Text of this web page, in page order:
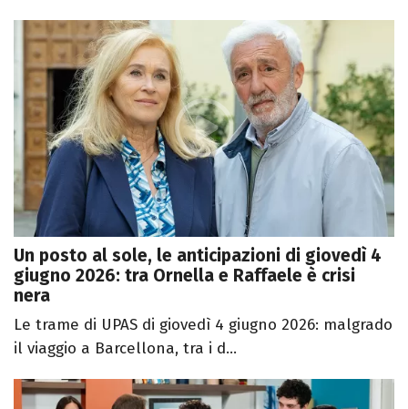
Un posto al sole, le anticipazioni di giovedì 4
giugno 2026: tra Ornella e Raffaele è crisi
nera
Le trame di UPAS di giovedì 4 giugno 2026: malgrado
il viaggio a Barcellona, tra i d...